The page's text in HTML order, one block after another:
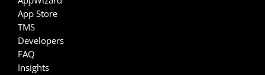
App Store
TMS
Developers
FAQ
Insights